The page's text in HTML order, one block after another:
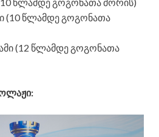
(10 წლამდე გოგონათა
(12 წლამდე გოგონათა